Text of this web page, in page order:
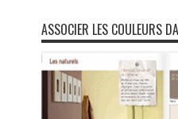
ASSOCIER LES COULEURS